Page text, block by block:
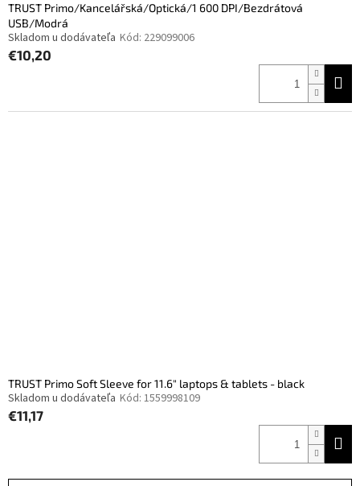
TRUST Primo/Kancelářská/Optická/1 600 DPI/Bezdrátová
USB/Modrá
Skladom u dodávateľa Kód: 229099006
€10,20
TRUST Primo Soft Sleeve for 11.6" laptops & tablets - black
Skladom u dodávateľa Kód: 1559998109
€11,17